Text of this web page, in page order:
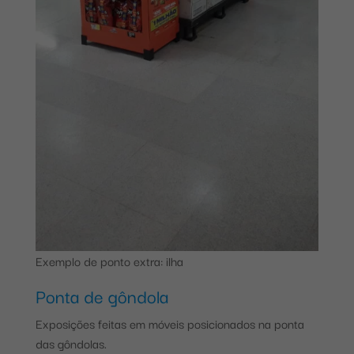
Exemplo de ponto extra: ilha
Ponta de gôndola
Exposições feitas em móveis posicionados na ponta
das gôndolas.